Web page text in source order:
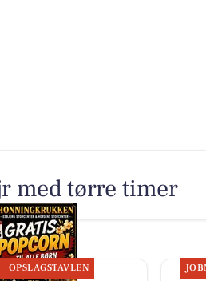
med tørre timer
OPSLAGSTAVLEN